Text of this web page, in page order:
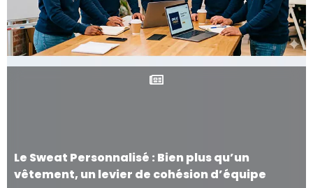
Le Sweat Personnalisé : Bien plus qu’un
vêtement, un levier de cohésion d’équipe